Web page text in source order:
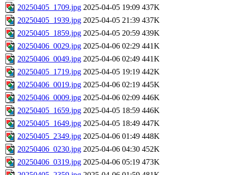
20250405_1709.jpg 2025-04-05 19:09 437K
20250405_1939.jpg 2025-04-05 21:39 437K
20250405_1859.jpg 2025-04-05 20:59 439K
20250406_0029.jpg 2025-04-06 02:29 441K
20250406_0049.jpg 2025-04-06 02:49 441K
20250405_1719.jpg 2025-04-05 19:19 442K
20250406_0019.jpg 2025-04-06 02:19 445K
20250406_0009.jpg 2025-04-06 02:09 446K
20250405_1659.jpg 2025-04-05 18:59 446K
20250405_1649.jpg 2025-04-05 18:49 447K
20250405_2349.jpg 2025-04-06 01:49 448K
20250406_0230.jpg 2025-04-06 04:30 452K
20250406_0319.jpg 2025-04-06 05:19 473K